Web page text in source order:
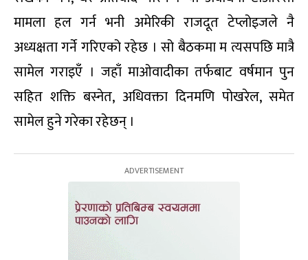
मामला हल गर्न भनी अमेरिकी राजदूत टेप्लोइजले नै
अध्यक्षता गर्ने गरिएको रहेछ । सो बैठकमा म त्यसपछि मात्रै
सामेल गराइएँ । जहाँ माओवादीका तर्फबाट वर्षमान पुन
सहित शक्ति बस्नेत, अधिवक्ता दिनमणि पोखरेल, समेत
सामेल हुने गरेका रहेछन् ।